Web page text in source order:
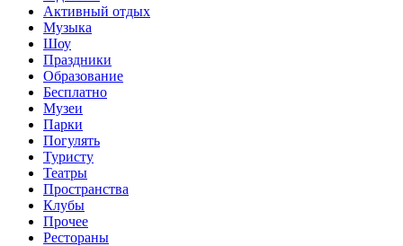
Активный отдых
Музыка
Шоу
Праздники
Образование
Бесплатно
Музеи
Парки
Погулять
Туристу
Театры
Пространства
Клубы
Прочее
Рестораны